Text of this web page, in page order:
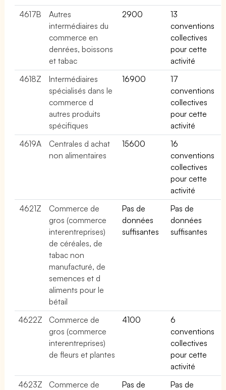
4617B
Autres
intermédiaires du
commerce en
denrées, boissons
et tabac
2900
13
conventions
collectives
pour cette
activité
4618Z
Intermédiaires
spécialisés dans le
commerce d
autres produits
spécifiques
16900
17
conventions
collectives
pour cette
activité
4619A
Centrales d achat
non alimentaires
15600
16
conventions
collectives
pour cette
activité
4621Z
Commerce de
gros (commerce
interentreprises)
de céréales, de
tabac non
manufacturé, de
semences et d
aliments pour le
bétail
Pas de
données
suffisantes
Pas de
données
suffisantes
4622Z
Commerce de
gros (commerce
interentreprises)
de fleurs et plantes
4100
6
conventions
collectives
pour cette
activité
4623Z
Commerce de
Pas de
Pas de